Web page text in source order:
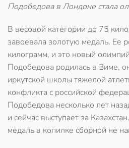
Подобедова в Лондоне стала
В весовой категории до 75
завоевала золотую медаль. Ее
килограмм, и это новый
Подобедова родилась в Зиме,
иркутской школы тяжелой
конфликта с российской
Подобедова несколько лет
и сейчас выступает за
медаль в копилке сборной не